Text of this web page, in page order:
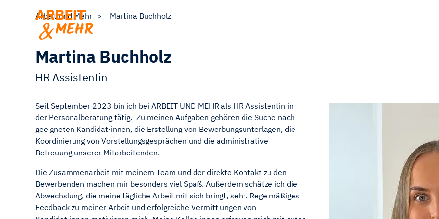
Arbeit und Mehr Martina Buchholz
Martina Buchholz
HR Assistentin
Seit September 2023 bin ich bei ARBEIT UND MEHR als HR Assistentin in
der Personalberatung tätig. Zu meinen Aufgaben gehören die Suche nach
geeigneten Kandidat·innen, die Erstellung von Bewerbungsunterlagen, die
Koordinierung von Vorstellungsgesprächen und die administrative
Betreuung unserer Mitarbeitenden.
Die Zusammenarbeit mit meinem Team und der direkte Kontakt zu den
Bewerbenden machen mir besonders viel Spaß. Außerdem schätze ich die
Abwechslung, die meine tägliche Arbeit mit sich bringt, sehr. Regelmäßiges
Feedback zu meiner Arbeit und erfolgreiche Vermittlungen von